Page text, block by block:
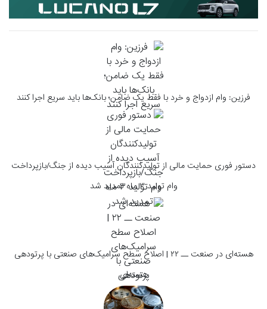
فرزین: وام ازدواج و خرد با فقط یک ضامن؛ بانک‌ها باید سریع اجرا کنند
دستور فوری حمایت مالی از تولیدکنندگان آسیب دیده از جنگ/بازپرداخت
وام تولید ۳ ماه تمدید شد
هسته‌ای در صنعت ــ ۲۲ | اصلاح سطح سرامیک‌های صنعتی با پرتودهی
هسته‌ای